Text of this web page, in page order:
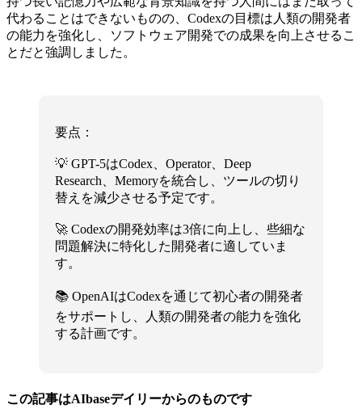
代わることはできないものの、Codexの目標は人類の開発者
の能力を強化し、ソフトウェア開発での成果を向上させるこ
とだと強調しました。
要点：
💡 GPT-5はCodex、Operator、Deep
Research、Memoryを統合し、ツールの切り
替えを減少させる予定です。
🚀 Codexの開発効率は3倍に向上し、些細な
問題解決に特化した開発者に適していま
す。
📚 OpenAIはCodexを通じて初心者の開発者
をサポートし、人類の開発者の能力を強化
する計画です。
この記事はAIbaseデイリーからのものです